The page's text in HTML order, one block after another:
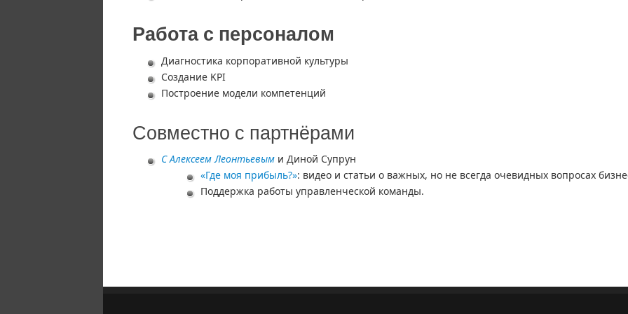
Работа с персоналом
Диагностика корпоративной культуры
Создание KPI
Построение модели компетенций
Совместно с партнёрами
С Алексеем Леонтьевым и Диной Супрун
«Где моя прибыль?»: видео и статьи о важных, но не всегда очевидных вопросах
Поддержка работы управленческой команды.